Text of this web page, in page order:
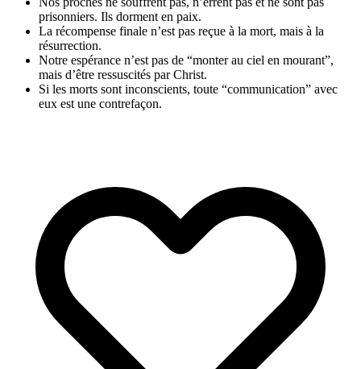
prisonniers. Ils dorment en paix.
La récompense finale n’est pas reçue à la mort, mais à la
résurrection.
Notre espérance n’est pas de “monter au ciel en mourant”,
mais d’être ressuscités par Christ.
Si les morts sont inconscients, toute “communication” avec
eux est une contrefaçon.